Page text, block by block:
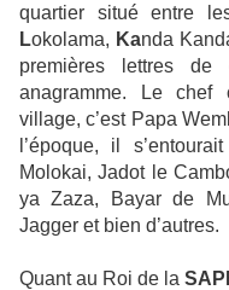
quartier situé entre
Lokolama, Kanda
premières lettres
anagramme. Le chef
village, c’est Papa
l’époque, il
Molokai, Jadot le
ya Zaza, Bayar de
Jagger et bien d’autres.
Quant au Roi de la